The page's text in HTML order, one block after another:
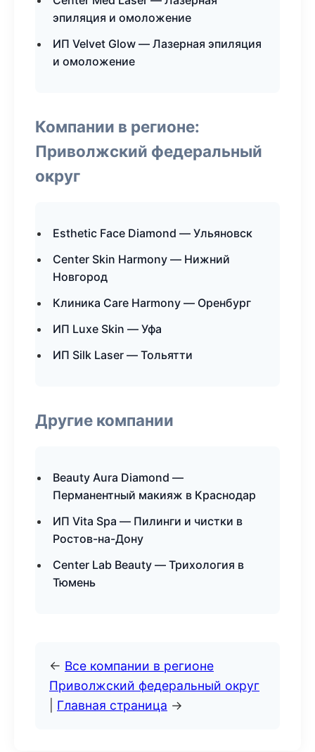
эпиляция и омоложение
ИП Velvet Glow — Лазерная эпиляция
и омоложение
Компании в регионе:
Приволжский федеральный
округ
Esthetic Face Diamond — Ульяновск
Center Skin Harmony — Нижний
Новгород
Клиника Care Harmony — Оренбург
ИП Luxe Skin — Уфа
ИП Silk Laser — Тольятти
Другие компании
Beauty Aura Diamond —
Перманентный макияж в Краснодар
ИП Vita Spa — Пилинги и чистки в
Ростов-на-Дону
Center Lab Beauty — Трихология в
Тюмень
← Все компании в регионе
Приволжский федеральный округ
Главная страница →